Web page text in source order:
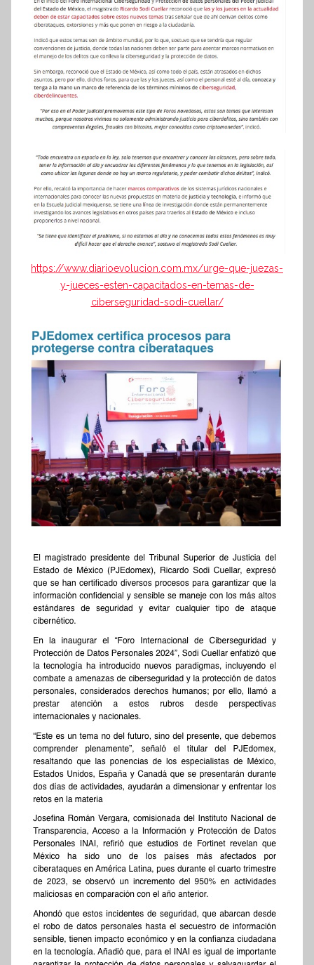
https://www.diarioevolucion.com.mx/urge-que-juezas-
y-jueces-esten-capacitados-en-temas-de-
ciberseguridad-sodi-cuellar/